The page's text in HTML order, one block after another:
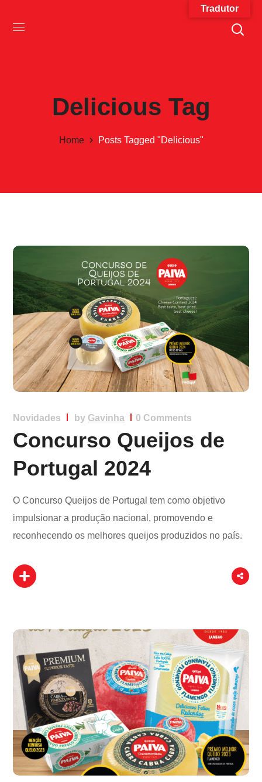
Delicious Tag
Home Posts Tagged "delicious"
Novidades by Gavinha 0 Comments
Concurso Queijos de
Portugal 2024
O Concurso Queijos de Portugal tem como objetivo
impulsionar a produção nacional, promovendo e
reconhecendo os melhores queijos produzidos no país.
Tradutor